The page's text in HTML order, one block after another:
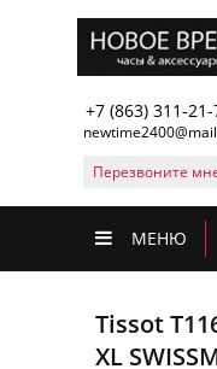
+7 (863) 311-
Перезвоните
МЕНЮ
Tissot
XL